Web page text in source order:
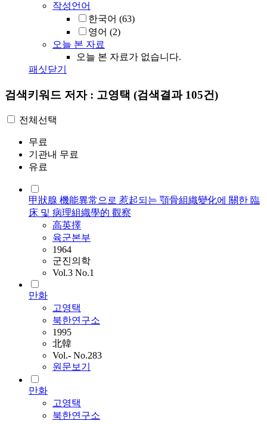
작성언어
한국어 (63)
영어 (2)
오늘 본 자료
오늘 본 자료가 없습니다.
패싯닫기
검색키워드 저자 : 고영택 (검색결과 105건)
전체선택
무료
기관내 무료
유료
甲狀腺 機能異常으로 惹起되는 顎骨組織變化에 關한 臨
床 및 病理組織學的 觀察
高英擇
육군본부
1964
군진의학
Vol.3 No.1
만화
고영택
북한연구소
1995
北韓
Vol.- No.283
원문보기
만화
고영택
북한연구소